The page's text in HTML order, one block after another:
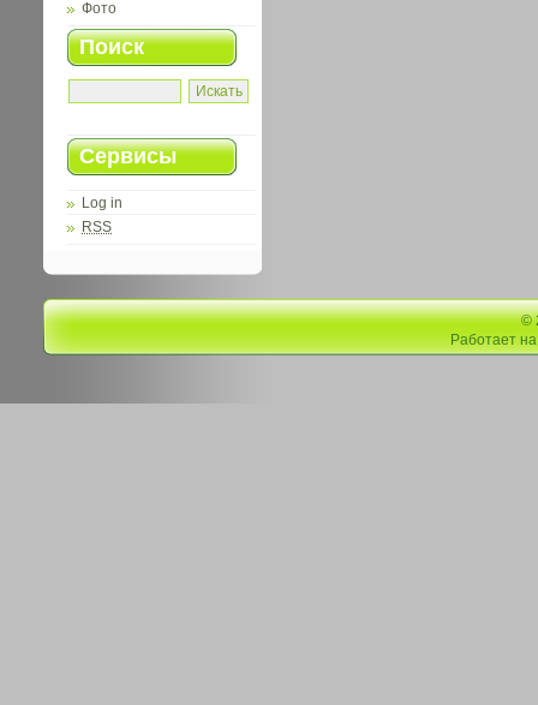
Фото
Поиск
Сервисы
Log in
RSS
©
Работает